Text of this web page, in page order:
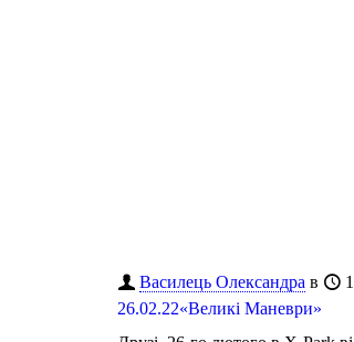
Василець Олександра в
26.02.22«Великі Маневри»